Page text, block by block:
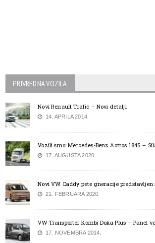
PRIVREDNA VOZILA
Novi Renault Trafic – Novi detalji
14. APRILA 2014.
Vozili smo: Mercedes-Benz Actros 1845 –
17. AUGUSTA 2020.
Novi VW Caddy pete gneracije
21. FEBRUARA 2020.
VW Transporter Kombi Doka Plus – Panel
17. NOVEMBRA 2014.